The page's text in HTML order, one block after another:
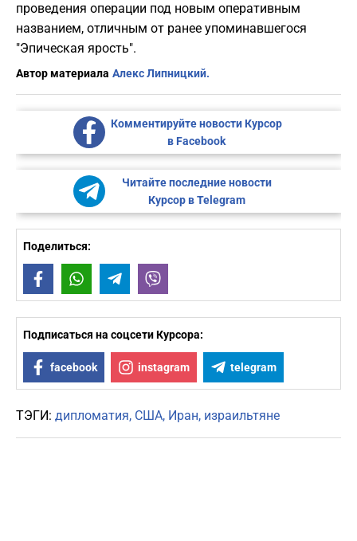
проведения операции под новым оперативным
названием, отличным от ранее упоминавшегося
"Эпическая ярость".
Автор материала Алекс Липницкий.
Комментируйте новости Курсор
в Facebook
Читайте последние новости
Курсор в Telegram
Поделиться:
FacebookWhatsAppTelegram
Подписаться на соцсети Курсора:
facebook instagram telegram
ТЭГИ: дипломатия США Иран израильтяне